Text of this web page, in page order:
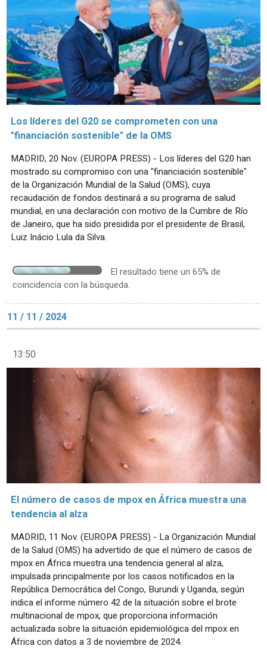
Los líderes del G20 se comprometen con una
"financiación sostenible" de la OMS
MADRID, 20 Nov. (EUROPA PRESS) - Los líderes del G20 han
mostrado su compromiso con una "financiación sostenible"
de la Organización Mundial de la Salud (OMS), cuya
recaudación de fondos destinará a su programa de salud
mundial, en una declaración con motivo de la Cumbre de Río
de Janeiro, que ha sido presidida por el presidente de Brasil,
Luiz Inácio Lula da Silva.
El resultado tiene un 65% de
coincidencia con la búsqueda.
11 / 11 / 2024
13:50
El número de casos de mpox en África muestra una
tendencia al alza
MADRID, 11 Nov. (EUROPA PRESS) - La Organización Mundial
de la Salud (OMS) ha advertido de que el número de casos de
mpox en África muestra una tendencia general al alza,
impulsada principalmente por los casos notificados en la
República Democrática del Congo, Burundi y Uganda, según
indica el informe número 42 de la situación sobre el brote
multinacional de mpox, que proporciona información
actualizada sobre la situación epidemiológica del mpox en
África con datos a 3 de noviembre de 2024.